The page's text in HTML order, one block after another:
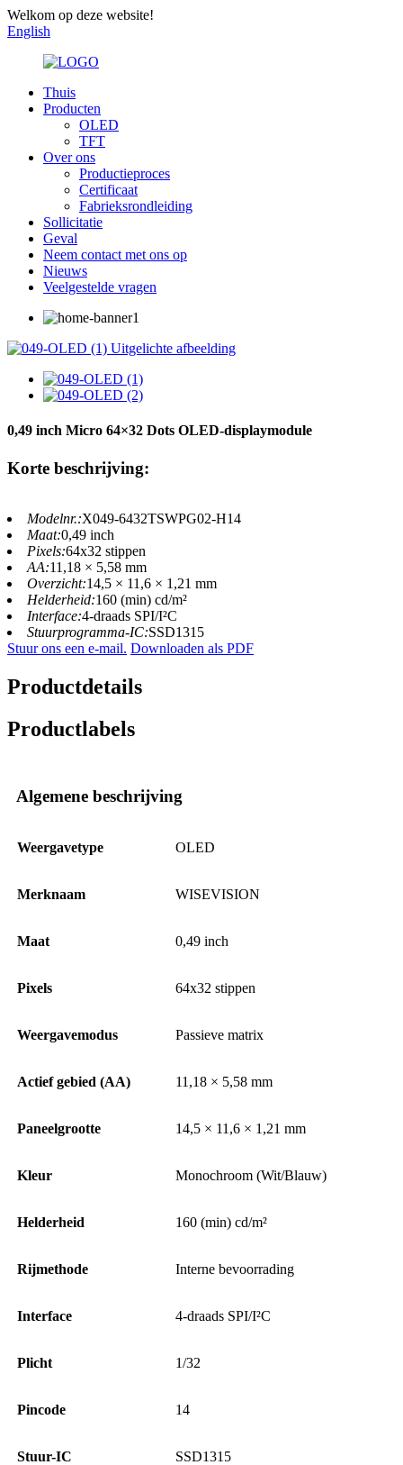
Welkom op deze website!
English
Thuis
Producten
OLED
TFT
Over ons
Productieproces
Certificaat
Fabrieksrondleiding
Sollicitatie
Geval
Neem contact met ons op
Nieuws
Veelgestelde vragen
0,49 inch Micro 64×32 Dots OLED-displaymodule
Korte beschrijving:
Modelnr.:X049-6432TSWPG02-H14
Maat:0,49 inch
Pixels:64x32 stippen
AA:11,18 × 5,58 mm
Overzicht:14,5 × 11,6 × 1,21 mm
Helderheid:160 (min) cd/m²
Interface:4-draads SPI/I²C
Stuurprogramma-IC:SSD1315
Stuur ons een e-mail. Downloaden als PDF
Productdetails
Productlabels
Algemene beschrijving
Weergavetype OLED
Merknaam WISEVISION
Maat 0,49 inch
Pixels 64x32 stippen
Weergavemodus Passieve matrix
Actief gebied (AA) 11,18 × 5,58 mm
Paneelgrootte 14,5 × 11,6 × 1,21 mm
Kleur Monochroom (Wit/Blauw)
Helderheid 160 (min) cd/m²
Rijmethode Interne bevoorrading
Interface 4-draads SPI/I²C
Plicht 1/32
Pincode 14
Stuur-IC SSD1315